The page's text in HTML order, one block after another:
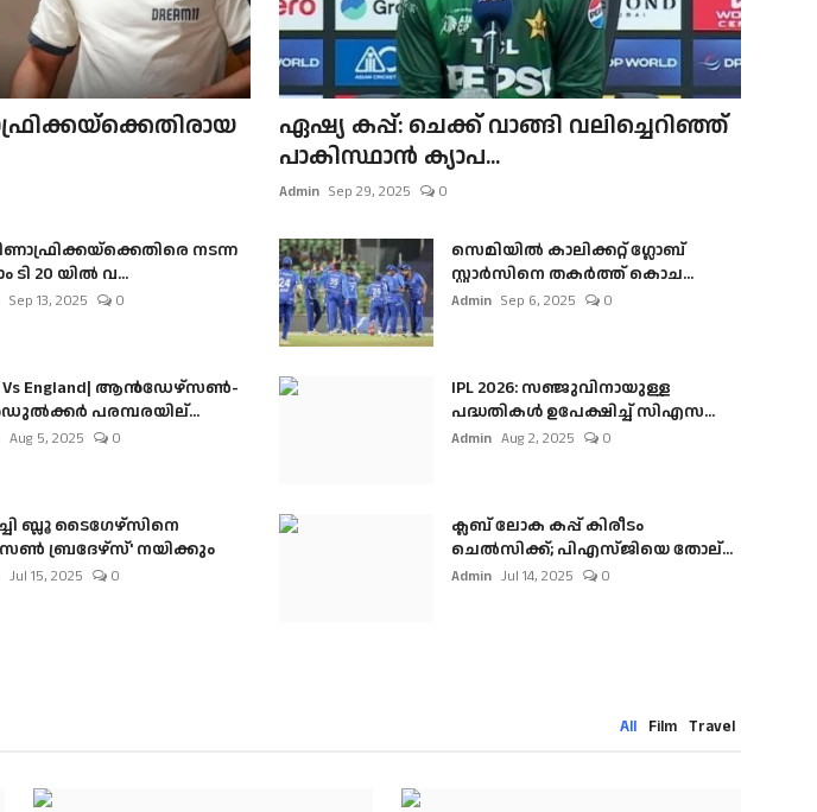
ഏഷ്യ കപ്പ്: ചെക്ക് വാങ്ങി വലിച്ചെറിഞ്ഞ്
പാകിസ്ഥാൻ ക്യാപ...
Admin Sep 29, 2025 0
നടന്ന
ടി 20 യിൽ വ...
Sep 13, 2025 0
സെമിയിൽ കാലിക്കറ്റ് ഗ്ലോബ്
സ്റ്റാർസിനെ തകർത്ത് കൊച...
Admin Sep 6, 2025 0
Vs England| ആൻഡേഴ്സൺ-
പരമ്പരയില്...
Aug 5, 2025 0
IPL 2026: സഞ്ജുവിനായുള്ള
പദ്ധതികൾ ഉപേക്ഷിച്ച് സിഎസ...
Admin Aug 2, 2025 0
ബ്ലൂ ടൈഗേഴ്സിനെ
ബ്രദേഴ്സ്' നയിക്കും
Jul 15, 2025 0
ക്ലബ് ലോക കപ്പ് കിരീടം
ചെല്‍സിക്ക്; പിഎസ്ജിയെ തോല്...
Admin Jul 14, 2025 0
All Film Travel